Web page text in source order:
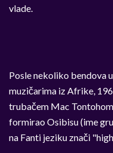
vlade.
Posle nekoliko bendova
muzičarima iz Afrike,
trubačem Mac
formirao Osibisu (ime
na Fanti jeziku znači